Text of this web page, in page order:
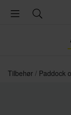
Tilbehør Paddock